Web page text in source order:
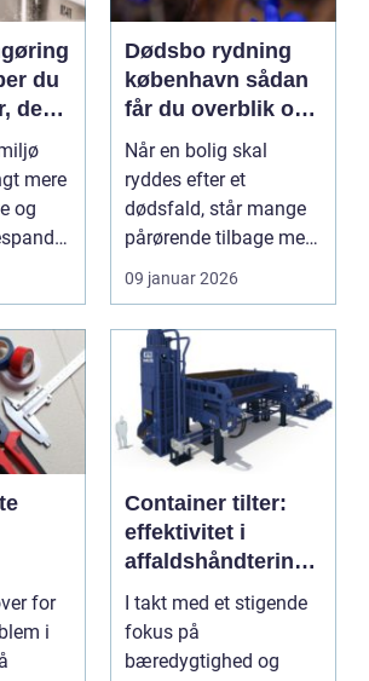
du
der
mere
og
Dødsbo rydning
københavn sådan
får du overblik og
professionel hjælp
Når en bolig skal
ryddes efter et
dødsfald, står mange
pårørende tilbage med
en stor praktisk
opgave...
09 januar 2026
for
i
Container tilter:
effektivitet i
affaldshåndtering
og
ressourcegenanve
ndelse
I takt med et stigende
fokus på
bæredygtighed og